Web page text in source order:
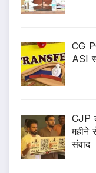
CG
ASI
CJP
महीने
संवाद